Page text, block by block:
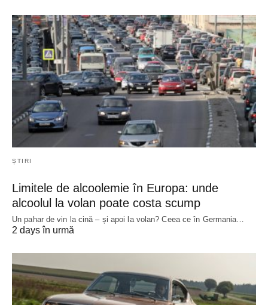
ȘTIRI
Limitele de alcoolemie în Europa: unde
alcoolul la volan poate costa scump
Un pahar de vin la cină – și apoi la volan? Ceea ce în Germania…
2 days în urmă